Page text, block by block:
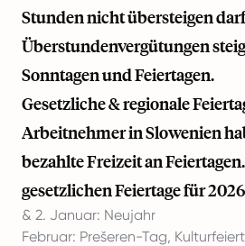
Stunden nicht übersteigen
Überstundenvergütungen
Sonntagen und Feiertagen.
Gesetzliche & regionale
Arbeitnehmer in Slowenien
bezahlte Freizeit an
gesetzlichen Feiertage für
& 2. Januar: Neujahr
Februar: Prešeren-Tag,